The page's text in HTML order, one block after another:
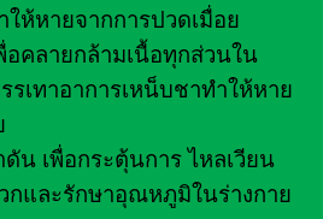
ให้หายจากการปวดเมื่อย
อคลายกล้ามเนื้อทุกส่วนใน
รเทาอาการเหน็บชาทำให้หาย
น เพื่อกระตุ้นการ ไหลเวียน
กและรักษาอุณหภูมิในร่างกาย